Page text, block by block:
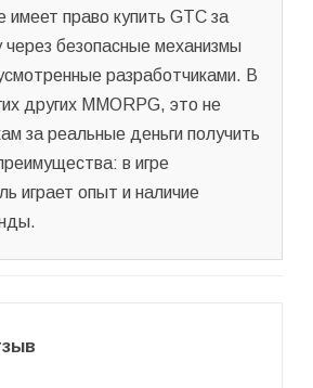
право купить GTC за
через безопасные механизмы
разработчиками. В
других MMORPG, это не
за реальные деньги получить
в игре
играет опыт и наличие